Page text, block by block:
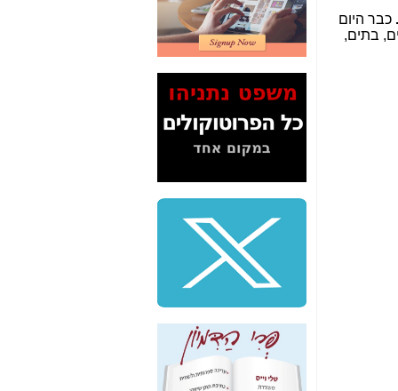
כבר היום
בתים,
2" על תעלולי השר
משה כחלון -כאן
המשך חשיפת הבלוף
ששמו "מהפיכת
הסלולר" ואיך מסרסים
כאן
סיכום ביקור בסיליקון
שלמה פילבר (עד
לאחרונה מנכ"ל משרד
התקשורת) - עד
מדינה? הצחקתם
"יש אפליה בחקירה"?
חשיפה: למה השר
משה כחלון לא נחקר
עד היום? -
כאן